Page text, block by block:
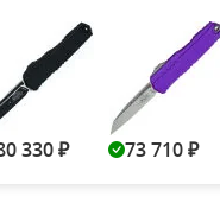
330 ₽ 73 710 ₽